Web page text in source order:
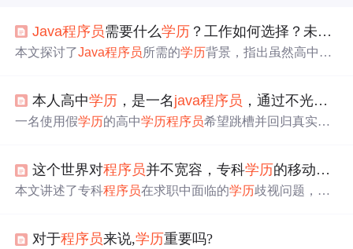
Java程序员需要什么学历 ？工作如何选择？未来咋样？
本文探讨了Java程序员所需的学历背景，指出虽然高中及
学历和技术的重要性。同时，建议程序员 在选择工作时不
应只关注外包，而应寻求能提升技术能力的岗位，以利于
本人高中学历 ，是一名 java程序员 ，通过不光彩的方法进来现在的公司，
一名使用假学历的高中学历程序员希望跳槽并回归真实身
这个世界对程序员并不宽容，专科学历的移动开发们该如何生存？
本文讲述了专科程序员在求职中面临的学历歧视问题，分
历 短板，给出了移动开发的技术进阶思路，包括
对于程序员来说,学历重要吗?